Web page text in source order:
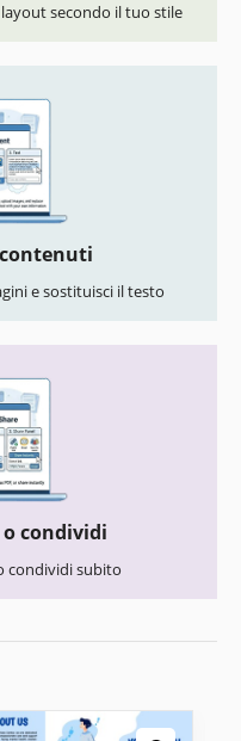
secondo il tuo stile
e sostituisci il testo
condividi
condividi subito